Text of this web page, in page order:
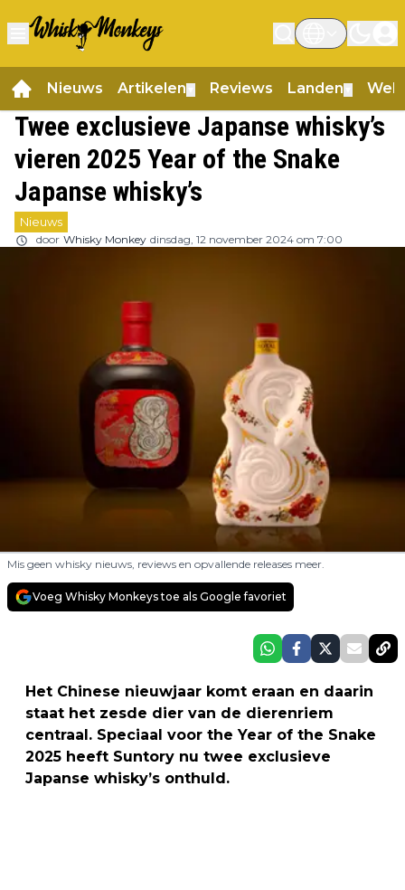
Nieuws Artikelen Reviews Landen
Twee exclusieve Japanse whisky’s
vieren 2025 Year of the Snake
Japanse whisky’s
Nieuws
door Whisky Monkey dinsdag, 12 november 2024 om 7:00
Mis geen whisky nieuws, reviews en opvallende releases meer.
Voeg Whisky Monkeys toe als Google favoriet
Het Chinese nieuwjaar komt eraan en daarin
staat het zesde dier van de dierenriem
centraal. Speciaal voor the Year of the Snake
2025 heeft Suntory nu twee exclusieve
Japanse whisky’s onthuld.